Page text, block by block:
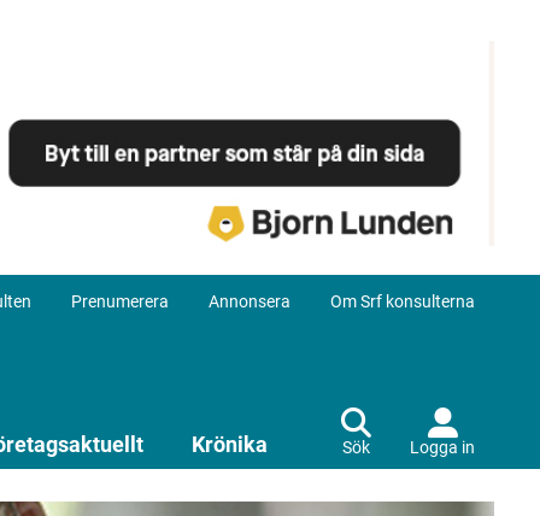
Prenumerera Annonsera Om Srf konsulterna
Krönika Sök Logga in